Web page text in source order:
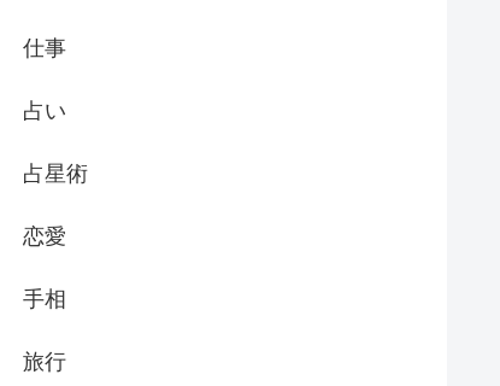
仕事
占い
占星術
恋愛
手相
旅行